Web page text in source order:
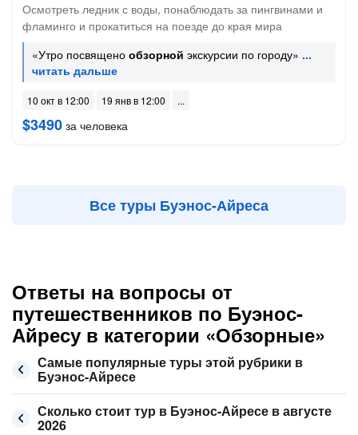
Осмотреть ледник с воды, понаблюдать за пингвинами и
фламинго и прокатиться на поезде до края мира
«Утро посвящено обзорной экскурсии по городу»
10 окт в 12:00 19 янв в 12:00
$3490 за человека
Все туры Буэнос-Айреса
Ответы на вопросы от
путешественников по Буэнос-
Айресу в категории «Обзорные»
Самые популярные туры этой рубрики в
Буэнос-Айресе
Сколько стоит тур в Буэнос-Айресе в августе
2026